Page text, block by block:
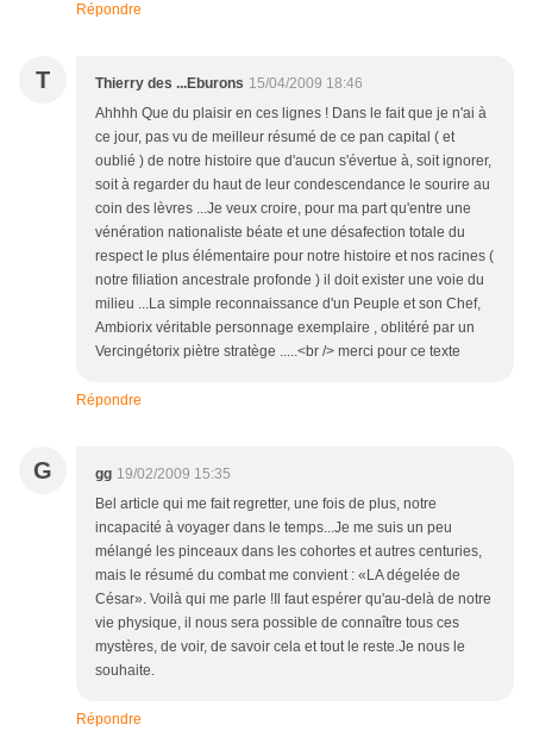
Répondre
T Thierry des ...Eburons 15/04/2009 18:46
Ahhhh Que du plaisir en ces lignes ! Dans le fait que je n'ai à
ce jour, pas vu de meilleur résumé de ce pan capital ( et
oublié ) de notre histoire que d'aucun s'évertue à, soit ignorer,
soit à regarder du haut de leur condescendance le sourire au
coin des lèvres ...Je veux croire, pour ma part qu'entre une
vénération nationaliste béate et une désafection totale du
respect le plus élémentaire pour notre histoire et nos racines (
notre filiation ancestrale profonde ) il doit exister une voie du
milieu ...La simple reconnaissance d'un Peuple et son Chef,
Ambiorix véritable personnage exemplaire , oblitéré par un
Vercingétorix piètre stratège .....<br /> merci pour ce texte
Répondre
G gg 19/02/2009 15:35
Bel article qui me fait regretter, une fois de plus, notre
incapacité à voyager dans le temps...Je me suis un peu
mélangé les pinceaux dans les cohortes et autres centuries,
mais le résumé du combat me convient : «LA dégelée de
César». Voilà qui me parle !Il faut espérer qu'au-delà de notre
vie physique, il nous sera possible de connaître tous ces
mystères, de voir, de savoir cela et tout le reste.Je nous le
souhaite.
Répondre